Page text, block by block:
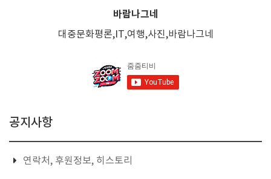
바람나그네
대중문화평론,IT,여행,사진,바람나그네
공지사항
연락처, 후원정보, 히스토리